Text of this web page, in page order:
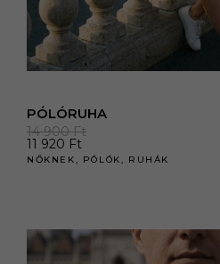
PÓLÓRUHA
14 900Ft
11 920 Ft
NŐKNEK, PÓLÓK, RUHÁK